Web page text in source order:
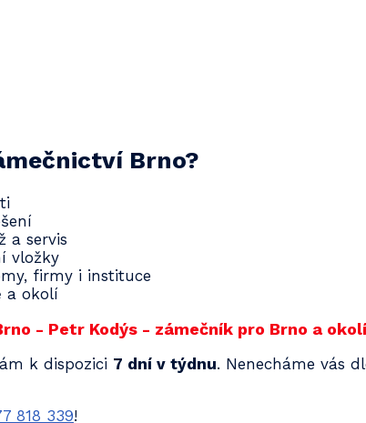
Brno?
a servis
vložky
firmy i instituce
a okolí
- Petr Kodýs - zámečník pro Brno a okolí
k dispozici 7 dní v týdnu. Nenecháme vás
818 339!